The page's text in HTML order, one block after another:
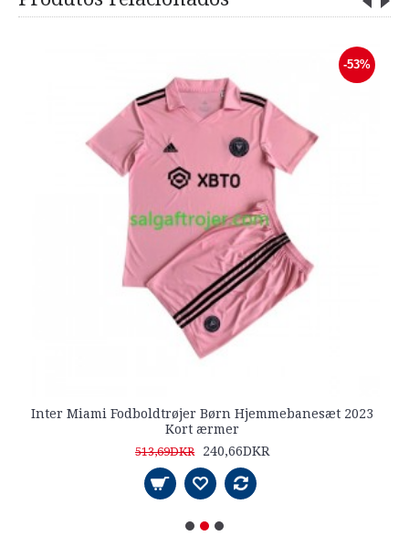
-53%
Inter Miami Fodboldtrøjer Børn Hjemmebanesæt 2023
Kort ærmer
513,69DKR 240,66DKR